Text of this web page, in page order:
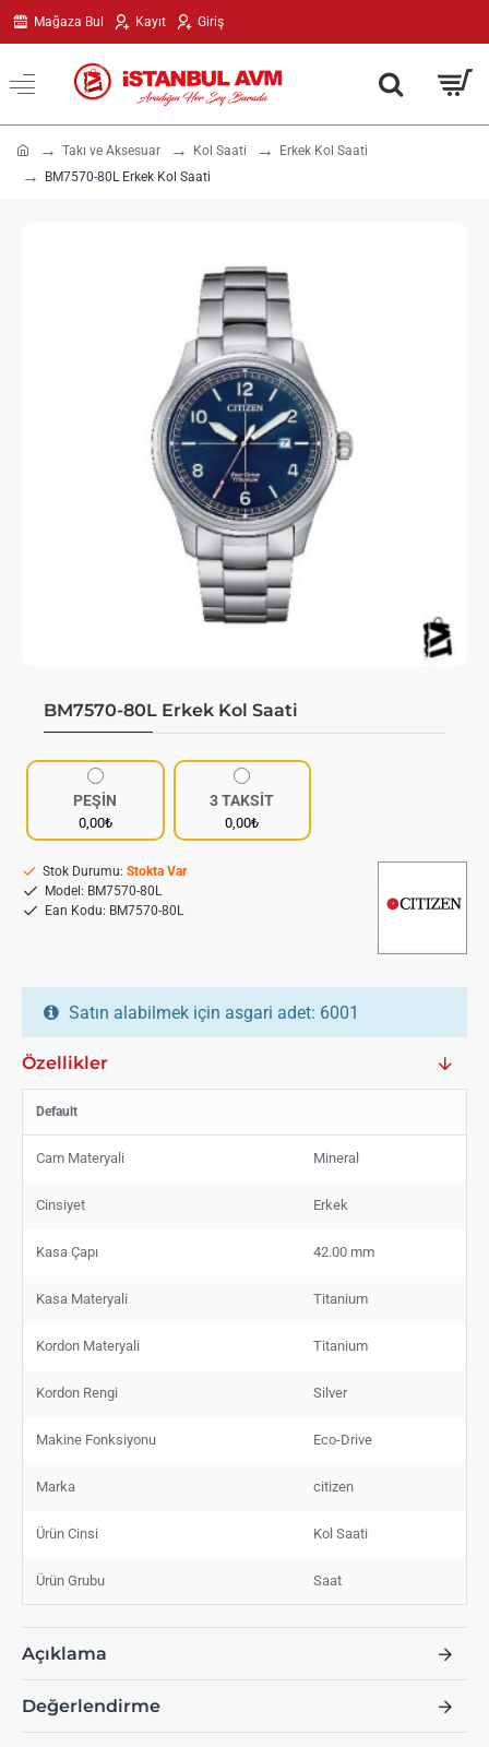
Mağaza Bul Kayıt Giriş
Takı ve Aksesuar Kol Saati
Erkek Kol Saati
BM7570-80L Erkek Kol Saati
BM7570-80L Erkek Kol Saati
PEŞİN
0,00₺
3 TAKSİT
0,00₺
Stok Durumu: Stokta Var
Model: BM7570-80L
Ean Kodu: BM7570-80L
Satın alabilmek için asgari adet: 6001
Özellikler
Default
Cam Materyali Mineral
Cinsiyet Erkek
Kasa Çapı 42.00 mm
Kasa Materyali Titanium
Kordon Materyali Titanium
Kordon Rengi Silver
Makine Fonksiyonu Eco-Drive
Marka citizen
Ürün Cinsi Kol Saati
Ürün Grubu Saat
Açıklama
Değerlendirme